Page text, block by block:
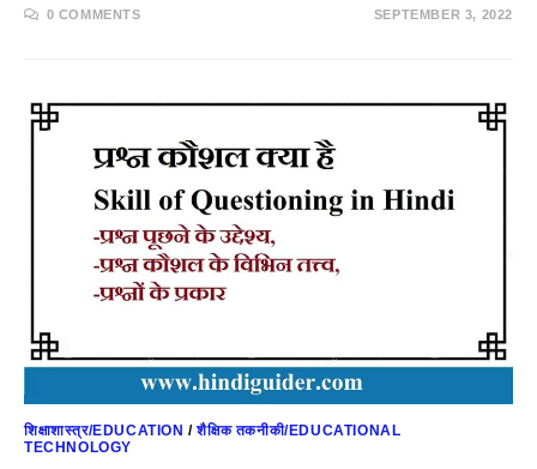
0 COMMENTS SEPTEMBER 3, 2022
शिक्षाशास्त्र/EDUCATION /शैक्षिक तकनीकी/EDUCATIONAL
TECHNOLOGY